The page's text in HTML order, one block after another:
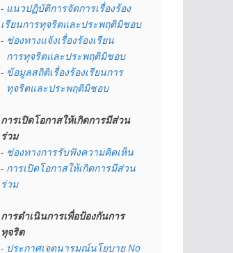
- แนวปฏิบัติการจัดการเรื่องร้อง
เรียนการทุจริตและประพฤติมิชอบ
- ช่องทางแจ้งเรื่องร้องเรียน
  การทุจริตและประพฤติมิชอบ
- ข้อมูลสถิติเรื่องร้องเรียนการ
  ทุจริตและประพฤติมิชอบ
การเปิดโอกาสให้เกิดการมีส่วน
ร่วม
- ช่องทางการรับฟังความคิดเห็น
- การเปิดโอกาสให้เกิดการมีส่วน
ร่วม
การดำเนินการเพื่อป้องกันการ
ทุจริต
- ประกาศเจตนารมณ์นโยบาย No